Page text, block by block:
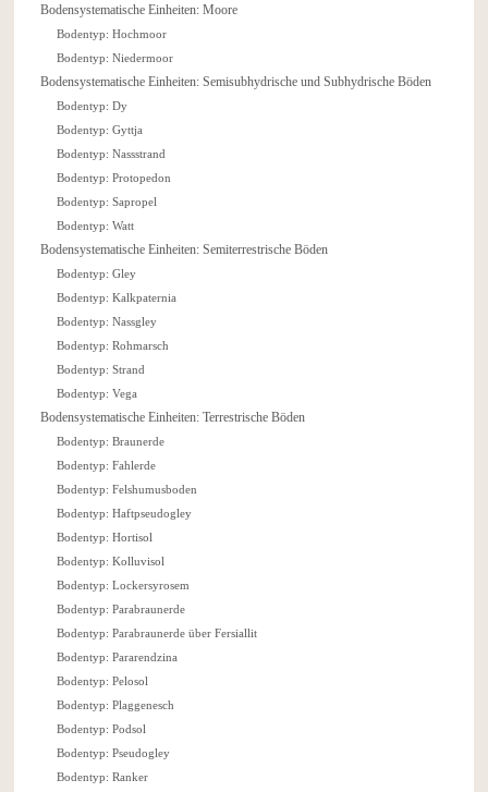
Bodensystematische Einheiten: Moore
Bodentyp: Hochmoor
Bodentyp: Niedermoor
Bodensystematische Einheiten: Semisubhydrische und Subhydrische Böden
Bodentyp: Dy
Bodentyp: Gyttja
Bodentyp: Nassstrand
Bodentyp: Protopedon
Bodentyp: Sapropel
Bodentyp: Watt
Bodensystematische Einheiten: Semiterrestrische Böden
Bodentyp: Gley
Bodentyp: Kalkpaternia
Bodentyp: Nassgley
Bodentyp: Rohmarsch
Bodentyp: Strand
Bodentyp: Vega
Bodensystematische Einheiten: Terrestrische Böden
Bodentyp: Braunerde
Bodentyp: Fahlerde
Bodentyp: Felshumusboden
Bodentyp: Haftpseudogley
Bodentyp: Hortisol
Bodentyp: Kolluvisol
Bodentyp: Lockersyrosem
Bodentyp: Parabraunerde
Bodentyp: Parabraunerde über Fersiallit
Bodentyp: Pararendzina
Bodentyp: Pelosol
Bodentyp: Plaggenesch
Bodentyp: Podsol
Bodentyp: Pseudogley
Bodentyp: Ranker